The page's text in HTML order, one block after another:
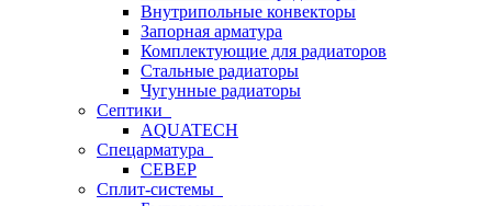
Внутрипольные конвекторы
Запорная арматура
Комплектующие для радиаторов
Стальные радиаторы
Чугунные радиаторы
Септики
AQUATECH
Спецарматура
СЕВЕР
Сплит-системы